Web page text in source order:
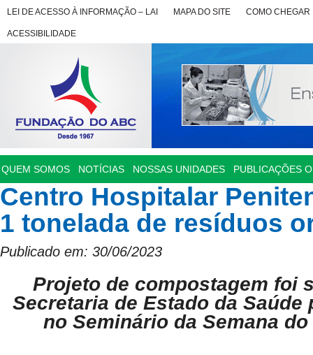
LEI DE ACESSO À INFORMAÇÃO – LAI MAPA DO SITE COMO CHEGAR
ACESSIBILIDADE
QUEM SOMOS NOTÍCIAS NOSSAS UNIDADES PUBLICAÇÕES
Centro Hospitalar
1 tonelada de resíduos
Publicado em: 30/06/2023
Projeto de compostagem foi
Secretaria de Estado da Saúde
no Seminário da Semana